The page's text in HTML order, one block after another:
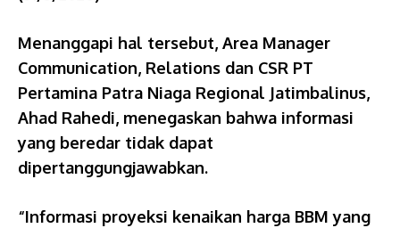
Menanggapi hal tersebut, Area Manager
Communication, Relations dan CSR PT
Pertamina Patra Niaga Regional Jatimbalinus,
Ahad Rahedi, menegaskan bahwa informasi
yang beredar tidak dapat
dipertanggungjawabkan.
“Informasi proyeksi kenaikan harga BBM yang